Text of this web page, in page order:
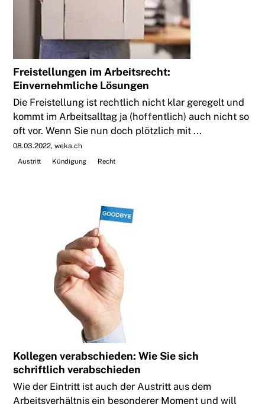
Freistellungen im Arbeitsrecht:
Einvernehmliche Lösungen
Die Freistellung ist rechtlich nicht klar geregelt und
kommt im Arbeitsalltag ja (hoffentlich) auch nicht so
oft vor. Wenn Sie nun doch plötzlich mit ...
08.03.2022 weka.ch
Austritt
Kündigung Recht
Kollegen verabschieden: Wie Sie sich
schriftlich verabschieden
Wie der Eintritt ist auch der Austritt aus dem
Arbeitsverhältnis ein besonderer Moment und will